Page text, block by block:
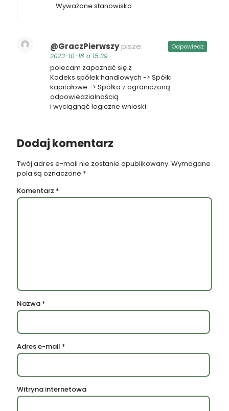
Wyważone stanowisko
@GraczPierwszypisze:
2023-10-18 o 15:39
polecam zapoznać się z
Kodeks spółek handlowych -> Spółki
kapitałowe -> Spółka z ograniczoną
odpowiedzialnością
i wyciągnąć logiczne wnioski
Odpowiedz
Dodaj komentarz
Twój adres e-mail nie zostanie opublikowany. Wymagane
pola są oznaczone *
Komentarz *
Nazwa *
Adres e-mail *
Witryna internetowa